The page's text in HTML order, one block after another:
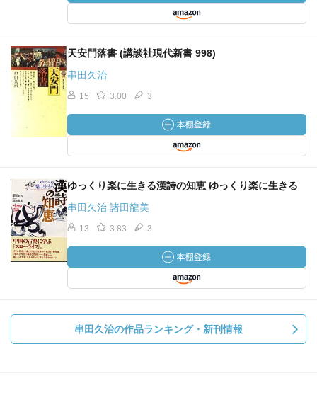
天安門落書 (講談社現代新書 998)
串田久治
15 3.00 3
ゆっくり楽に生きる漢詩の知恵 ゆっくり楽に生きる
串田久治 諸田龍美
13 3.83 3
串田久治の作品ランキング・新刊情報